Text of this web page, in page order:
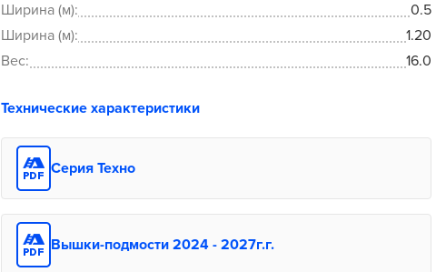
Ширина (м):
0.5
Ширина (м):
1.20
Вес:
16.0
Технические характеристики
Серия Техно
Вышки-подмости 2024 - 2027г.г.